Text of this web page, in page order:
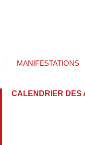
MANIFESTATIONS
CALENDRIER DES